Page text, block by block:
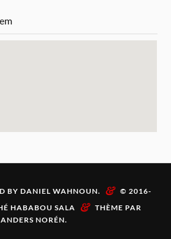
BY DANIEL WAHNOUN. & © 2016-
HABABOU SALA
& THÈME PAR
ANDERS NORÉN.